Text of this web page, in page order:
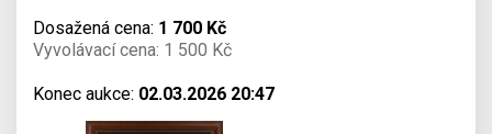
Dosažená cena: 1 700 Kč
Vyvolávací cena: 1 500 Kč
Konec aukce: 02.03.2026 20:47